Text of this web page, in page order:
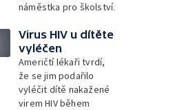
náměstka pro školství.
Virus HIV u dítěte
vyléčen
Američtí lékaři tvrdí,
že se jim podařilo
vyléčit dítě nakažené
virem HIV během